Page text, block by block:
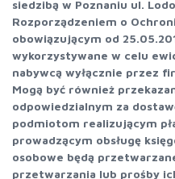
siedzibą w Poznaniu ul.
Rozporządzeniem o
obowiązującym od
wykorzystywane w celu
nabywcą wyłącznie przez
Mogą być również
odpowiedzialnym za
podmiotom realizującym
prowadzącym obsługę
osobowe będą
przetwarzania lub prośby